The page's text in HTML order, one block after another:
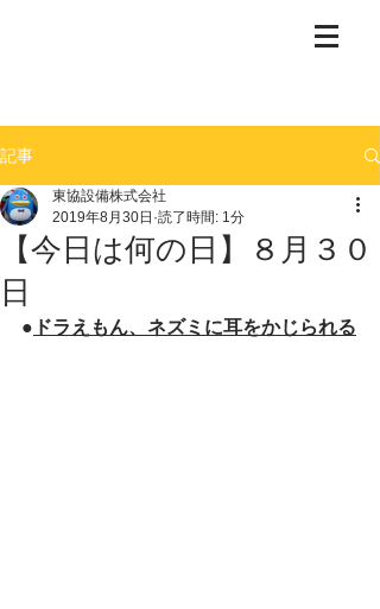
記事
【今日は何の日】８月３０
日
東協設備株式会社
2019年8月30日 読了時間: 1分
● ドラえもん、ネズミに耳をかじられる